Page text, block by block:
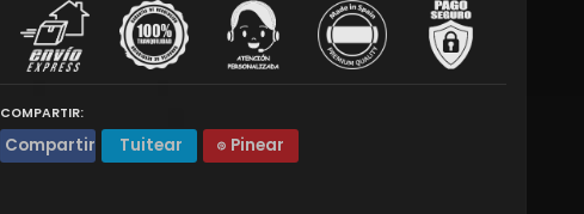
COMPARTIR:
Compartir Tuitear Pinear